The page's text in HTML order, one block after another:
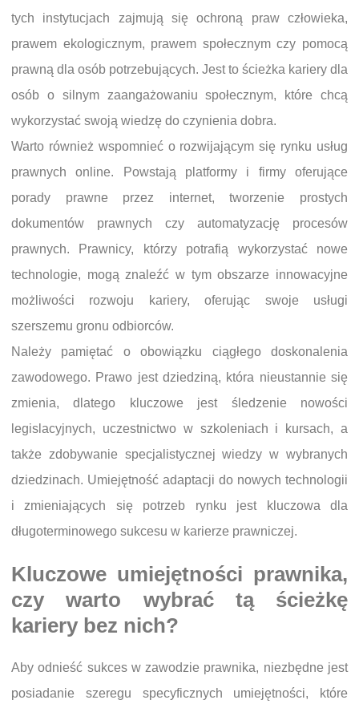
tych instytucjach zajmują się ochroną praw człowieka,
prawem ekologicznym, prawem społecznym czy pomocą
prawną dla osób potrzebujących. Jest to ścieżka kariery dla
osób o silnym zaangażowaniu społecznym, które chcą
wykorzystać swoją wiedzę do czynienia dobra.
Warto również wspomnieć o rozwijającym się rynku usług
prawnych online. Powstają platformy i firmy oferujące
porady prawne przez internet, tworzenie prostych
dokumentów prawnych czy automatyzację procesów
prawnych. Prawnicy, którzy potrafią wykorzystać nowe
technologie, mogą znaleźć w tym obszarze innowacyjne
możliwości rozwoju kariery, oferując swoje usługi
szerszemu gronu odbiorców.
Należy pamiętać o obowiązku ciągłego doskonalenia
zawodowego. Prawo jest dziedziną, która nieustannie się
zmienia, dlatego kluczowe jest śledzenie nowości
legislacyjnych, uczestnictwo w szkoleniach i kursach, a
także zdobywanie specjalistycznej wiedzy w wybranych
dziedzinach. Umiejętność adaptacji do nowych technologii
i zmieniających się potrzeb rynku jest kluczowa dla
długoterminowego sukcesu w karierze prawniczej.
Kluczowe umiejętności prawnika,
czy warto wybrać tą ścieżkę
kariery bez nich?
Aby odnieść sukces w zawodzie prawnika, niezbędne jest
posiadanie szeregu specyficznych umiejętności, które